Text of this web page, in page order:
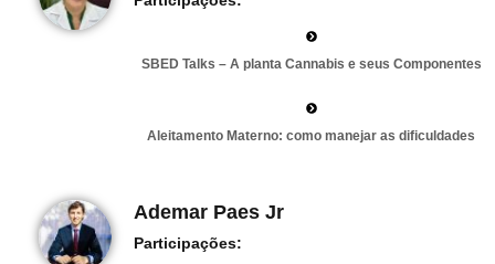
SBED Talks – A planta Cannabis e seus Componentes
Aleitamento Materno: como manejar as dificuldades
Ademar Paes Jr
Participações: